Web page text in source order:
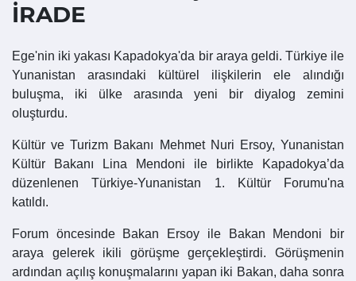
İRADE
Ege'nin iki yakası Kapadokya'da bir araya geldi. Türkiye ile
Yunanistan arasındaki kültürel ilişkilerin ele alındığı
buluşma, iki ülke arasında yeni bir diyalog zemini
oluşturdu.
Kültür ve Turizm Bakanı Mehmet Nuri Ersoy, Yunanistan
Kültür Bakanı Lina Mendoni ile birlikte Kapadokya’da
düzenlenen Türkiye-Yunanistan 1. Kültür Forumu'na
katıldı.
Forum öncesinde Bakan Ersoy ile Bakan Mendoni bir
araya gelerek ikili görüşme gerçekleştirdi. Görüşmenin
ardından açılış konuşmalarını yapan iki Bakan, daha sonra